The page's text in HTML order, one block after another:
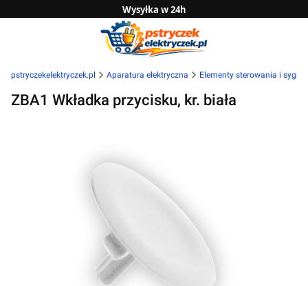
Wysyłka w 24h
Zwrot do 14 dni
Sprawdź naszą ofertę B2B
pstryczekelektryczek.pl Aparatura elektryczna Elementy sterowania i
ZBA1 Wkładka przycisku, kr. biała